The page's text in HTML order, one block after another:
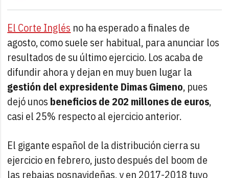
El Corte Inglés no ha esperado a finales de
agosto, como suele ser habitual, para anunciar los
resultados de su último ejercicio. Los acaba de
difundir ahora y dejan en muy buen lugar la
gestión del expresidente Dimas Gimeno, pues
dejó unos beneficios de 202 millones de euros,
casi el 25% respecto al ejercicio anterior.
El gigante español de la distribución cierra su
ejercicio en febrero, justo después del boom de
las rebajas posnavideñas, y en 2017-2018 tuvo